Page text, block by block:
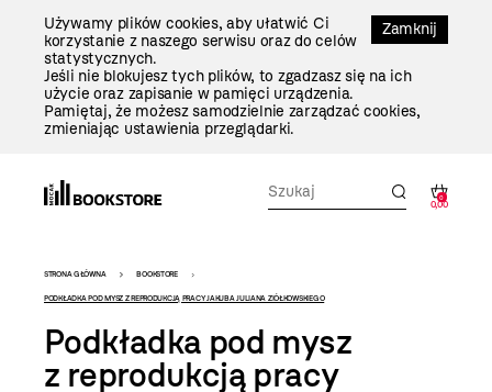
Zamknij
Używamy plików cookies, aby ułatwić Ci
korzystanie z naszego serwisu oraz do celów
statystycznych.
Jeśli nie blokujesz tych plików, to zgadzasz się na ich
użycie oraz zapisanie w pamięci urządzenia.
Pamiętaj, że możesz samodzielnie zarządzać cookies,
zmieniając ustawienia przeglądarki.
0
0,00
Bookstore
-
szablon
szczegóły
STRONA GŁÓWNA BOOKSTORE
PODKŁADKA POD MYSZ Z REPRODUKCJĄ PRACY JAKUBA JULIANA ZIÓŁKOWSKIEGO
Podkładka pod mysz
z reprodukcją pracy